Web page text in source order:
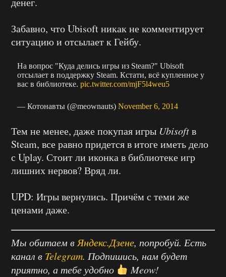
Забавно, что Ubisoft никак не комментирует
ситуацию и отсылает к Гейбу.
На вопрос "Куда делись игры из Steam?" Ubisoft
отсылает в поддержку Steam. Кстати, всё купленное у
вас в библиотеке.pic.twitter.com/mjF5l4weu5
— Котонавты (@meownauts)November 6, 2014
Тем не менее, даже покупая игры Ubisoftв
Steam, все равно придется в итоге иметь дело
с Uplay. Стоит ли иконка в библиотеке игр
лишних нервов? Вряд ли.
UPD: Игры вернулись. Причём с теми же
ценами даже.
Мы обитаем вЯндекс.Дзене, попробуй. Есть
канал в Telegram. Подпишись, нам будет
приятно, а тебе удобно
Meow!